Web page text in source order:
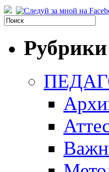
Рубрики